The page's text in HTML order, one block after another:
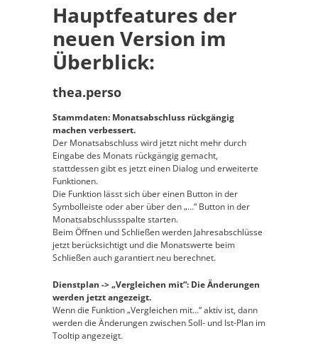
Hauptfeatures der
neuen Version im
Überblick:
thea.perso
Stammdaten: Monatsabschluss rückgängig
machen verbessert.
Der Monatsabschluss wird jetzt nicht mehr durch
Eingabe des Monats rückgängig gemacht,
stattdessen gibt es jetzt einen Dialog und erweiterte
Funktionen.
Die Funktion lässt sich über einen Button in der
Symbolleiste oder aber über den „…“ Button in der
Monatsabschlussspalte starten.
Beim Öffnen und Schließen werden Jahresabschlüsse
jetzt berücksichtigt und die Monatswerte beim
Schließen auch garantiert neu berechnet.
Dienstplan -> „Vergleichen mit“: Die Änderungen
werden jetzt angezeigt.
Wenn die Funktion „Vergleichen mit…“ aktiv ist, dann
werden die Änderungen zwischen Soll- und Ist-Plan im
Tooltip angezeigt.